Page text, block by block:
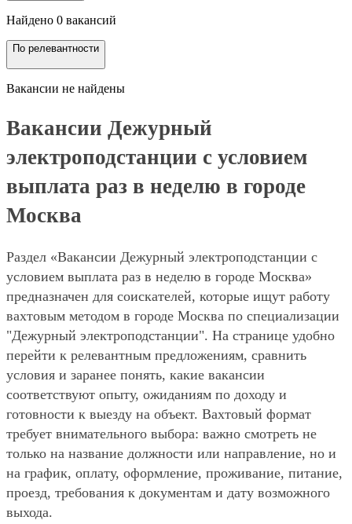
Найдено 0 вакансий
По релевантности
Вакансии не найдены
Вакансии Дежурный
электроподстанции с условием
выплата раз в неделю в городе
Москва
Раздел «Вакансии Дежурный электроподстанции с
условием выплата раз в неделю в городе Москва»
предназначен для соискателей, которые ищут работу
вахтовым методом в городе Москва по специализации
"Дежурный электроподстанции". На странице удобно
перейти к релевантным предложениям, сравнить
условия и заранее понять, какие вакансии
соответствуют опыту, ожиданиям по доходу и
готовности к выезду на объект. Вахтовый формат
требует внимательного выбора: важно смотреть не
только на название должности или направление, но и
на график, оплату, оформление, проживание, питание,
проезд, требования к документам и дату возможного
выхода.